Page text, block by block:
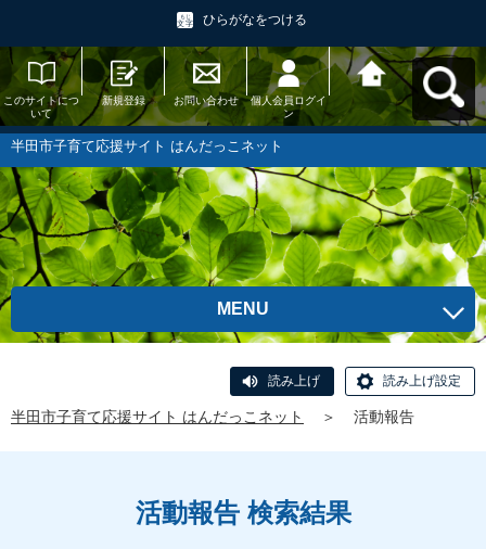
ひらがなをつける
このサイトにつ
いて
新規登録 お問い合わせ
個人会員ログイ
ン
半田市子育て応
援サイト はんだ
っこネットへ戻
半田市子育て応援サイト はんだっこネット
MENU
読み上げ 読み上げ設定
半田市子育て応援サイト はんだっこネット ＞ 活動報告
活動報告 検索結果